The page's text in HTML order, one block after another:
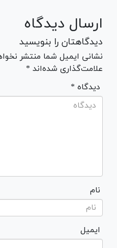
ارسال دیدگاه
دیدگاهتان را بنویسید
نشانی ایمیل شما منتشر
علامت‌گذاری شده‌اند *
* دیدگاه
نام
ایمیل